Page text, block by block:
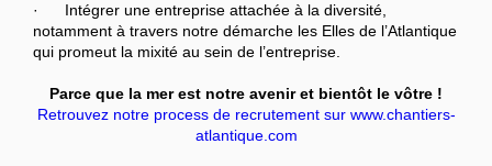
· Intégrer une entreprise attachée à la diversité,
notamment à travers notre démarche les Elles de l’Atlantique
qui promeut la mixité au sein de l’entreprise.
Parce que la mer est notre avenir et bientôt le vôtre !
Retrouvez notre process de recrutement sur www.chantiers-
atlantique.com